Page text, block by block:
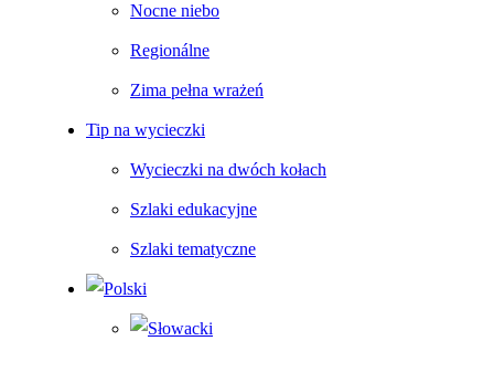
Nocne niebo
Regionálne
Zima pełna wrażeń
Tip na wycieczki
Wycieczki na dwóch kołach
Szlaki edukacyjne
Szlaki tematyczne